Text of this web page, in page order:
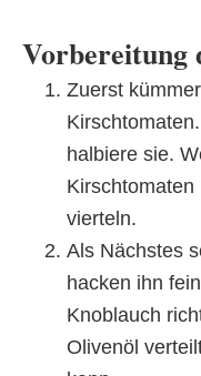
Vorbereitung
Zuerst
halbiere sie.
vierteln.
Als Nächstes
hacken ihn
Knoblauch
Olivenöl